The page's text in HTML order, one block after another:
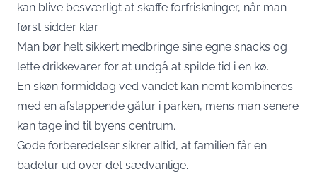
kan blive besværligt at skaffe forfriskninger, når man
først sidder klar.
Man bør helt sikkert medbringe sine egne snacks og
lette drikkevarer for at undgå at spilde tid i en kø.
En skøn formiddag ved vandet kan nemt kombineres
med en afslappende gåtur i parken, mens man senere
kan tage ind til byens centrum.
Gode forberedelser sikrer altid, at familien får en
badetur ud over det sædvanlige.